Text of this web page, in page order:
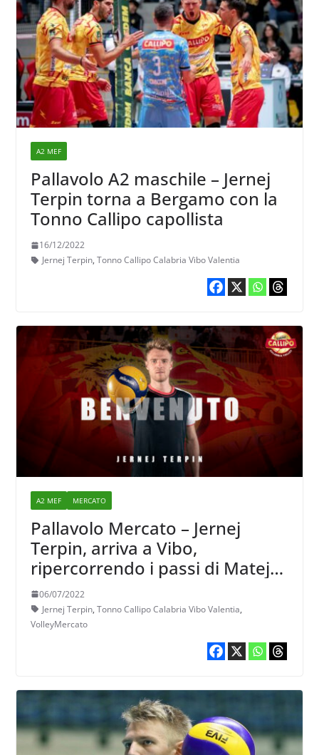
A2 MEF
Pallavolo A2 maschile – Jernej
Terpin torna a Bergamo con la
Tonno Callipo capollista
16/12/2022
Jernej Terpin, Tonno Callipo Calabria Vibo Valentia
A2 MEF MERCATO
Pallavolo Mercato – Jernej
Terpin, arriva a Vibo,
ripercorrendo i passi di Matej
Cernic suo parente
06/07/2022
Jernej Terpin, Tonno Callipo Calabria Vibo Valentia,
VolleyMercato